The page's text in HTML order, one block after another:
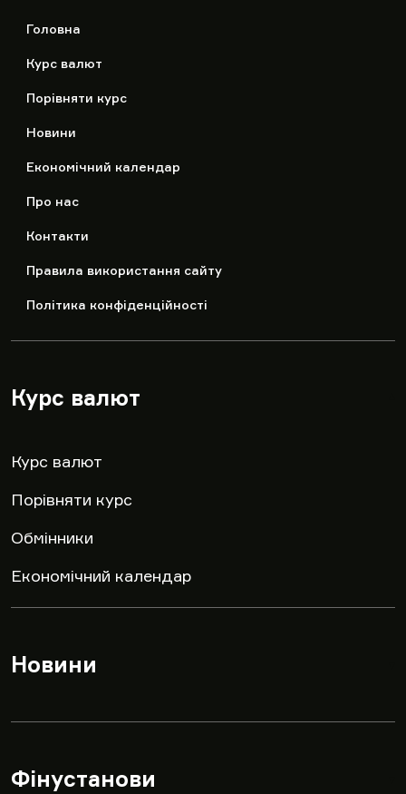
Головна
Курс валют
Порівняти курс
Новини
Економічний календар
Про нас
Контакти
Правила використання сайту
Політика конфіденційності
Курс валют
Курс валют
Порівняти курс
Обмінники
Економічний календар
Новини
Фінустанови